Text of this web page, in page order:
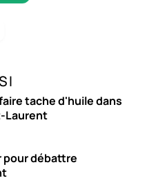
tache d'huile dans
Laurent
pour débattre